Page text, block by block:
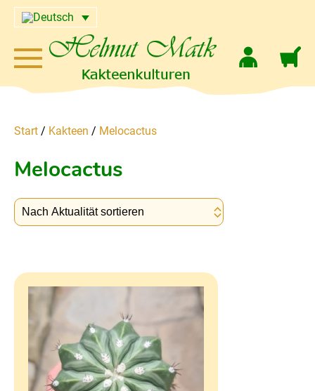
Start / Kakteen / Melocactus
Melocactus